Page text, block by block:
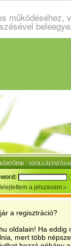
:
a jelszavam
a regisztráció?
oldalain! Ha eddig
mert több